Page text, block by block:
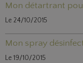
Mon détartrant
Le 24/10/2015
Mon spray
Le 19/10/2015